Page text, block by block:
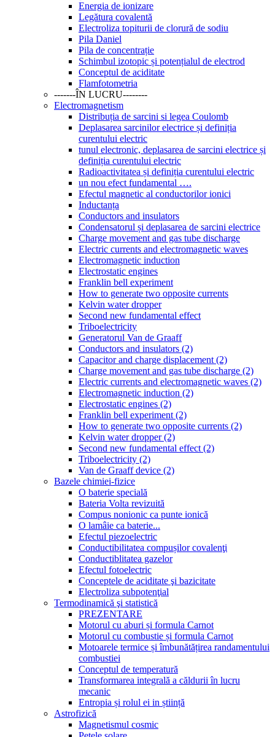
Energia de ionizare
Legătura covalentă
Electroliza topiturii de clorură de sodiu
Pila Daniel
Pila de concentrație
Schimbul izotopic și potențialul de electrod
Conceptul de aciditate
Flamfotometria
-------ÎN LUCRU--------
Electromagnetism
Distribuția de sarcini si legea Coulomb
Deplasarea sarcinilor electrice și definiția
curentului electric
tunul electronic, deplasarea de sarcini electrice și
definiția curentului electric
Radioactivitatea și definiția curentului electric
un nou efect fundamental ….
Efectul magnetic al conductorilor ionici
Inductanța
Conductors and insulators
Condensatorul și deplasarea de sarcini electrice
Charge movement and gas tube discharge
Electric currents and electromagnetic waves
Electromagnetic induction
Electrostatic engines
Franklin bell experiment
How to generate two opposite currents
Kelvin water dropper
Second new fundamental effect
Triboelectricity
Generatorul Van de Graaff
Conductors and insulators (2)
Capacitor and charge displacement (2)
Charge movement and gas tube discharge (2)
Electric currents and electromagnetic waves (2)
Electromagnetic induction (2)
Electrostatic engines (2)
Franklin bell experiment (2)
How to generate two opposite currents (2)
Kelvin water dropper (2)
Second new fundamental effect (2)
Triboelectricity (2)
Van de Graaff device (2)
Bazele chimiei-fizice
O baterie specială
Bateria Volta revizuită
Compus nonionic ca punte ionică
O lamâie ca baterie...
Efectul piezoelectric
Conductibilitatea compușilor covalenţi
Conductiblitatea gazelor
Efectul fotoelectric
Conceptele de aciditate şi bazicitate
Electroliza subpotenţial
Termodinamică şi statistică
PREZENTARE
Motorul cu aburi și formula Carnot
Motorul cu combustie și formula Carnot
Motoarele termice și îmbunătățirea randamentului
combustiei
Conceptul de temperatură
Transformarea integrală a căldurii în lucru
mecanic
Entropia și rolul ei in știință
Astrofizică
Magnetismul cosmic